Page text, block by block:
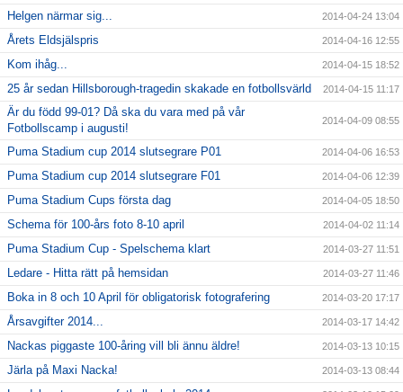
Helgen närmar sig... 2014-04-24 13:04
Årets Eldsjälspris 2014-04-16 12:55
Kom ihåg... 2014-04-15 18:52
25 år sedan Hillsborough-tragedin skakade en fotbollsvärld 2014-04-15 11:17
Är du född 99-01? Då ska du vara med på vår
Fotbollscamp i augusti!
2014-04-09 08:55
Puma Stadium cup 2014 slutsegrare P01 2014-04-06 16:53
Puma Stadium cup 2014 slutsegrare F01 2014-04-06 12:39
Puma Stadium Cups första dag 2014-04-05 18:50
Schema för 100-års foto 8-10 april 2014-04-02 11:14
Puma Stadium Cup - Spelschema klart 2014-03-27 11:51
Ledare - Hitta rätt på hemsidan 2014-03-27 11:46
Boka in 8 och 10 April för obligatorisk fotografering 2014-03-20 17:17
Årsavgifter 2014... 2014-03-17 14:42
Nackas piggaste 100-åring vill bli ännu äldre! 2014-03-13 10:15
Järla på Maxi Nacka! 2014-03-13 08:44